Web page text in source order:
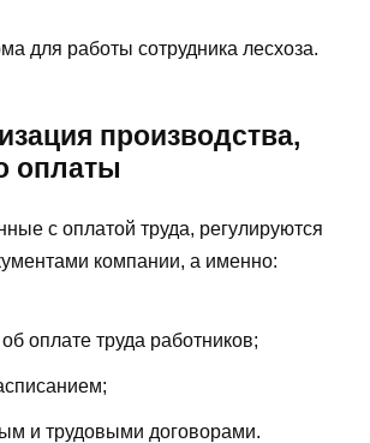
для работы сотрудника лесхоза.
производства,
оплаты
с оплатой труда, регулируются
компании, а именно:
оплате труда работников;
и трудовыми договорами.